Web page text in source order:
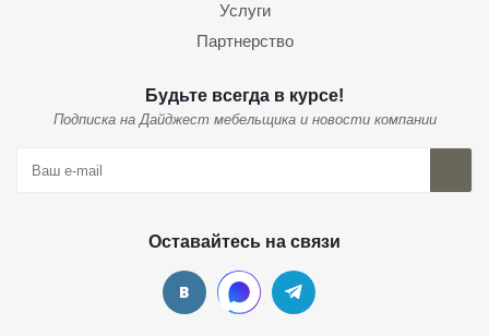
Услуги
Партнерство
Будьте всегда в курсе!
Подписка на Дайджест мебельщика и новости компании
Оставайтесь на связи